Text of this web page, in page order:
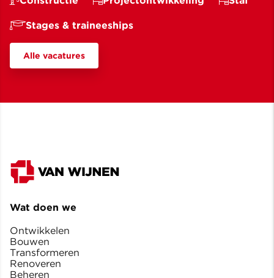
Stages & traineeships
Alle vacatures
Wat doen we
Ontwikkelen
Bouwen
Transformeren
Renoveren
Beheren